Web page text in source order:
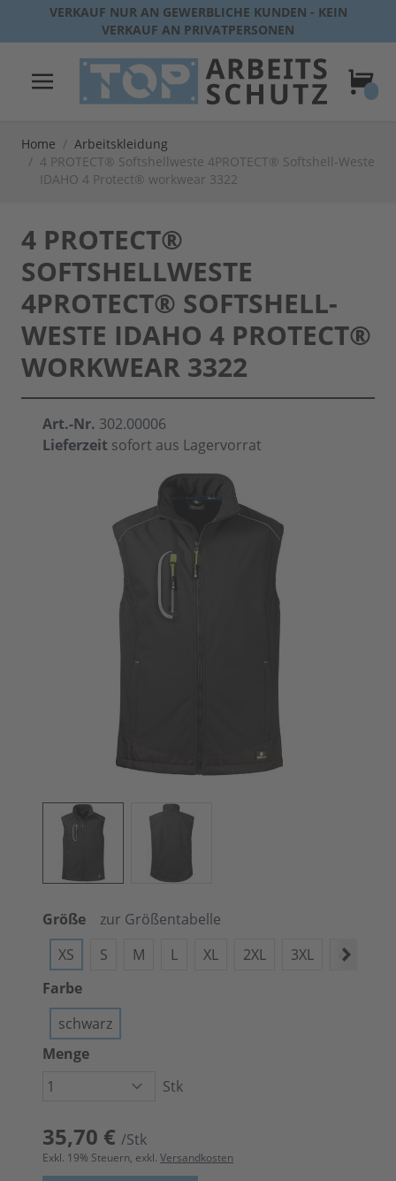
Direkt zum Inhalt
VERKAUF NUR AN GEWERBLICHE KUNDEN - KEIN
VERKAUF AN PRIVATPERSONEN
Home / Arbeitskleidung
/ 4 PROTECT® Softshellweste 4PROTECT® Softshell-Weste
IDAHO 4 Protect® workwear 3322
4 PROTECT®
SOFTSHELLWESTE
4PROTECT® SOFTSHELL-
WESTE IDAHO 4 PROTECT®
WORKWEAR 3322
Art.-Nr. 302.00006
Lieferzeit sofort aus Lagervorrat
Größe
zur Größentabelle
XS
S M L XL 2XL 3XL 4XL
Farbe
schwarz
Menge
Stk
35,70 € /Stk
Exkl. 19% Steuern, exkl. Versandkosten